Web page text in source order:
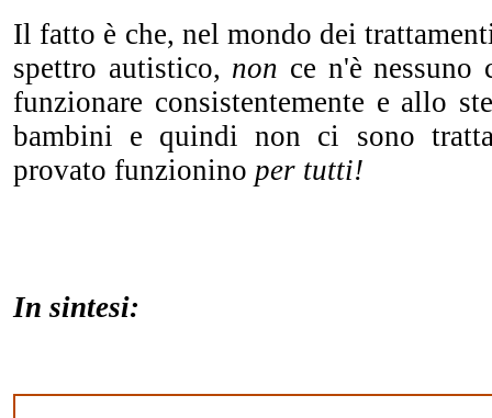
Il fatto è che, nel mondo dei
spettro autistico, non ce n'è nessuno
funzionare consistentemente e allo
bambini e quindi non ci sono
provato funzionino per tutti!
In sintesi: